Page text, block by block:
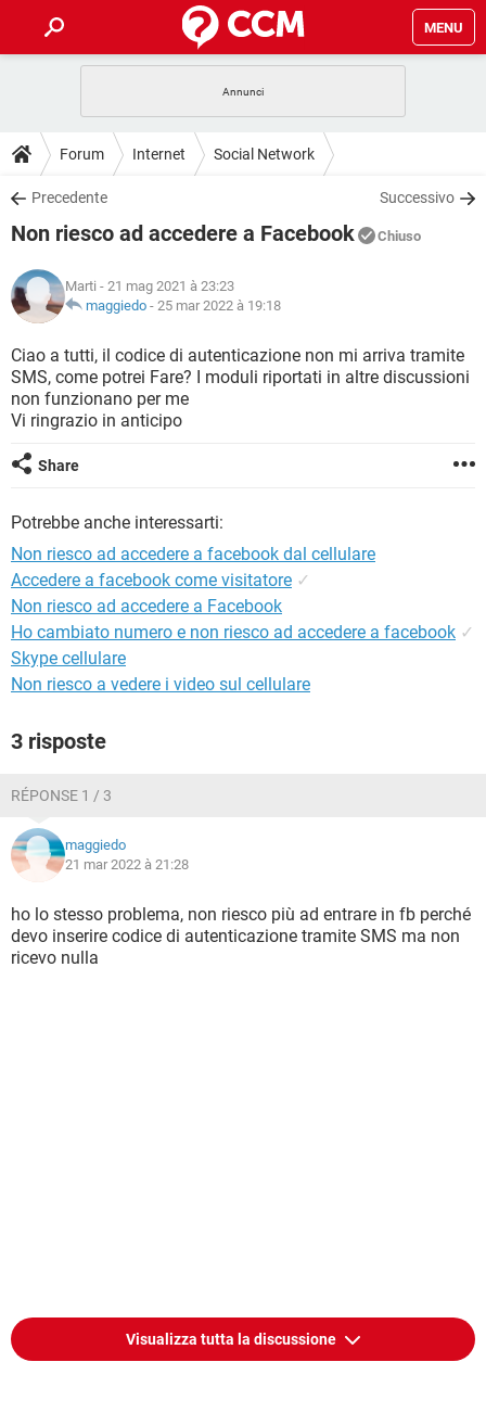
MENU
INTRATTENIMENTO ANDROID
iOS
INSTAGRAM WHATSAPP
TIKTOK
HARDWARE
GUIDE
COVID-19
INSTAGRAM
TIKTOK
HARDWARE
DOWNLOAD
COVID-19 GAMING
INTRATTENIMENTO
iOS WINDOWS 10
INSTAGRAM WHATSAPP
TIKTOK FACEBOOK
HARDWARE
COVID-19
INTRATTENIMENTO
iOS WINDOWS 10
INSTAGRAM
HARDWARE
GLOSSARIO
COVID-19 GAMING
INTRATTENIMENTO ANDROID
iOS
INSTAGRAM
HARDWARE
Forum Internet Social Network
Precedente Successivo
Non riesco ad accedere a Facebook Chiuso
Marti - 21 mag 2021 à 23:23
maggiedo - 25 mar 2022 à 19:18
Ciao a tutti, il codice di autenticazione non mi arriva tramite
SMS, come potrei Fare? I moduli riportati in altre discussioni
non funzionano per me
Vi ringrazio in anticipo
Share
Potrebbe anche interessarti:
Non riesco ad accedere a facebook dal cellulare
Accedere a facebook come visitatore ✓
Non riesco ad accedere a Facebook
Ho cambiato numero e non riesco ad accedere a facebook ✓
Skype cellulare
Non riesco a vedere i video sul cellulare
3 risposte
RÉPONSE 1 / 3
maggiedo
21 mar 2022 à 21:28
ho lo stesso problema, non riesco più ad entrare in fb perché
devo inserire codice di autenticazione tramite SMS ma non
ricevo nulla
Visualizza tutta la discussione